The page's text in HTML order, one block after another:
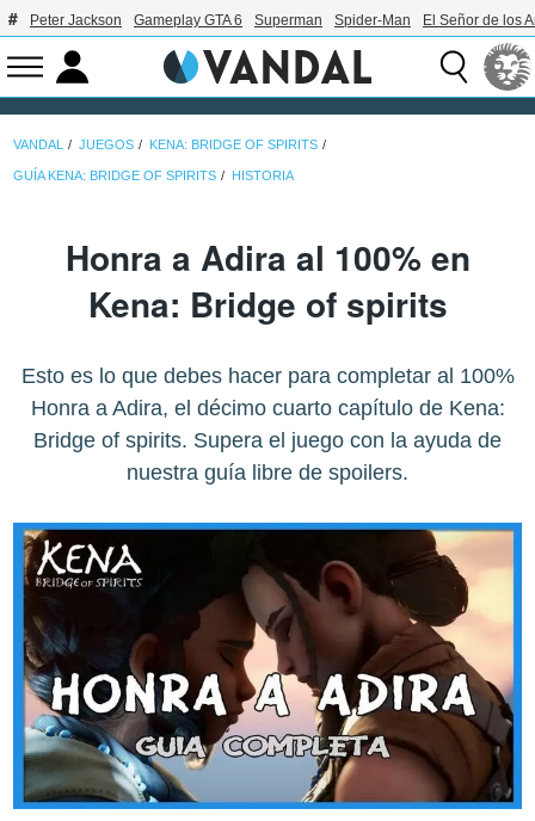
Peter Jackson Gameplay GTA 6 Superman Spider-Man El Señor de los
VANDAL JUEGOS KENA: BRIDGE OF SPIRITS
GUÍA KENA: BRIDGE OF SPIRITS HISTORIA
Honra a Adira al 100% en
Kena: Bridge of spirits
Esto es lo que debes hacer para completar al 100%
Honra a Adira, el décimo cuarto capítulo de Kena:
Bridge of spirits. Supera el juego con la ayuda de
nuestra guía libre de spoilers.